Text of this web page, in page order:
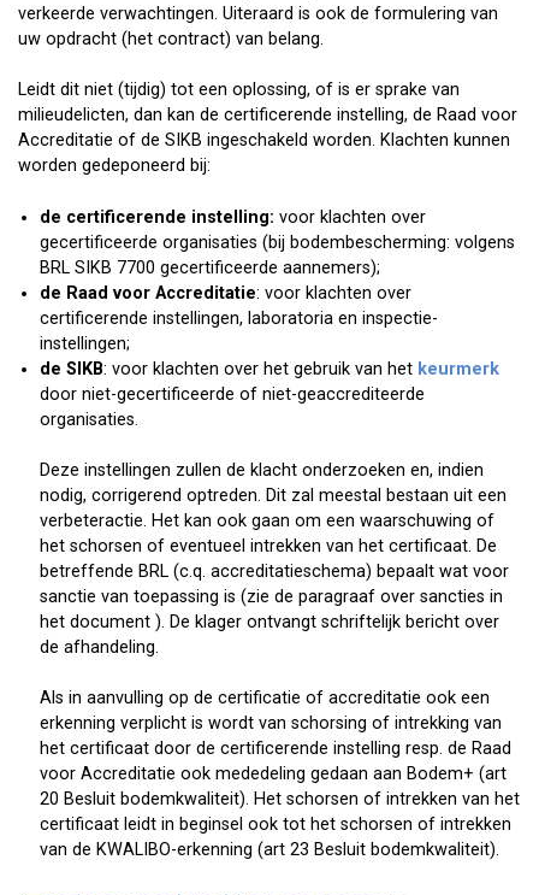
verkeerde verwachtingen. Uiteraard is ook de formulering van
uw opdracht (het contract) van belang.
Leidt dit niet (tijdig) tot een oplossing, of is er sprake van
milieudelicten, dan kan de certificerende instelling, de Raad voor
Accreditatie of de SIKB ingeschakeld worden. Klachten kunnen
worden gedeponeerd bij:
de certificerende instelling: voor klachten over
gecertificeerde organisaties (bij bodembescherming: volgens
BRL SIKB 7700 gecertificeerde aannemers);
de Raad voor Accreditatie: voor klachten over
certificerende instellingen, laboratoria en inspectie-
instellingen;
de SIKB: voor klachten over het gebruik van het keurmerk
door niet-gecertificeerde of niet-geaccrediteerde
organisaties.
Deze instellingen zullen de klacht onderzoeken en, indien
nodig, corrigerend optreden. Dit zal meestal bestaan uit een
verbeteractie. Het kan ook gaan om een waarschuwing of
het schorsen of eventueel intrekken van het certificaat. De
betreffende BRL (c.q. accreditatieschema) bepaalt wat voor
sanctie van toepassing is (zie de paragraaf over sancties in
het document ). De klager ontvangt schriftelijk bericht over
de afhandeling.
Als in aanvulling op de certificatie of accreditatie ook een
erkenning verplicht is wordt van schorsing of intrekking van
het certificaat door de certificerende instelling resp. de Raad
voor Accreditatie ook mededeling gedaan aan Bodem+ (art
20 Besluit bodemkwaliteit). Het schorsen of intrekken van het
certificaat leidt in beginsel ook tot het schorsen of intrekken
van de KWALIBO-erkenning (art 23 Besluit bodemkwaliteit).